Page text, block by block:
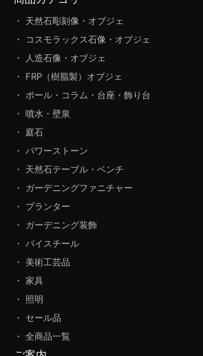
・ 天然石彫刻像・オブジェ
・ コスモラックス石像・オブジェ
・ 人造石像・オブジェ
・ FRP（樹脂製）オブジェ
・ ポール・コラム・台座・飾り台
・ 噴水・壁泉
・ 庭石
・ パワーストーン
・ 天然石テーブル・ベンチ
・ ガーデニングファニチャー
・ プランター
・ ガーデニング装飾
・ バイスチール
・ 美術工芸品
・ 家具
・ 照明
・ セール品
・ 全商品一覧